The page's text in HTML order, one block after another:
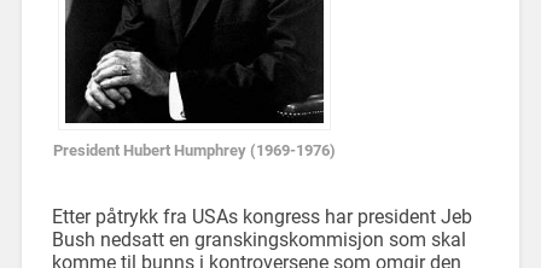
President Hubert Humphrey (1969-1976)
Etter påtrykk fra USAs kongress har president Jeb
Bush nedsatt en granskingskommisjon som skal
komme til bunns i kontroversene som omgir den